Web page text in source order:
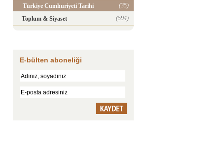
Türkiye Cumhuriyeti Tarihi
(35)
Toplum & Siyaset
(594)
E-bülten aboneliği